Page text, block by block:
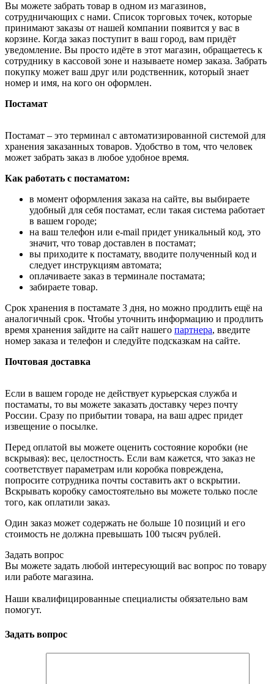
Вы можете забрать товар в одном из магазинов,
сотрудничающих с нами. Список торговых точек, которые
принимают заказы от нашей компании появится у вас в
корзине. Когда заказ поступит в ваш город, вам придёт
уведомление. Вы просто идёте в этот магазин, обращаетесь к
сотруднику в кассовой зоне и называете номер заказа. Забрать
покупку может ваш друг или родственник, который знает
номер и имя, на кого он оформлен.
Постамат
Постамат – это терминал с автоматизированной системой для
хранения заказанных товаров. Удобство в том, что человек
может забрать заказ в любое удобное время.
Как работать с постаматом:
в момент оформления заказа на сайте, вы выбираете
удобный для себя постамат, если такая система работает
в вашем городе;
на ваш телефон или e-mail придет уникальный код, это
значит, что товар доставлен в постамат;
вы приходите к постамату, вводите полученный код и
следует инструкциям автомата;
оплачиваете заказ в терминале постамата;
забираете товар.
Срок хранения в постамате 3 дня, но можно продлить ещё на
аналогичный срок. Чтобы уточнить информацию и продлить
время хранения зайдите на сайт нашего партнера, введите
номер заказа и телефон и следуйте подсказкам на сайте.
Почтовая доставка
Если в вашем городе не действует курьерская служба и
постаматы, то вы можете заказать доставку через почту
России. Сразу по прибытии товара, на ваш адрес придет
извещение о посылке.
Перед оплатой вы можете оценить состояние коробки (не
вскрывая): вес, целостность. Если вам кажется, что заказ не
соответствует параметрам или коробка повреждена,
попросите сотрудника почты составить акт о вскрытии.
Вскрывать коробку самостоятельно вы можете только после
того, как оплатили заказ.
Один заказ может содержать не больше 10 позиций и его
стоимость не должна превышать 100 тысяч рублей.
Задать вопрос
Вы можете задать любой интересующий вас вопрос по товару
или работе магазина.
Наши квалифицированные специалисты обязательно вам
помогут.
Задать вопрос